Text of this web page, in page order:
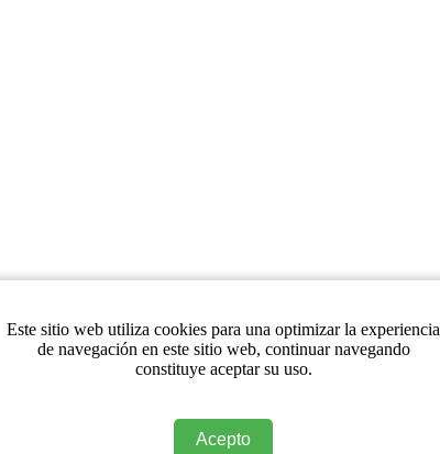
Este sitio web utiliza cookies para una optimizar la experiencia
de navegación en este sitio web, continuar navegando
constituye aceptar su uso.
Acepto